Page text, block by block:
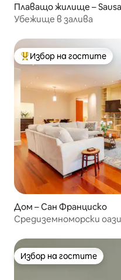
Плаващо жилище –
Убежище в залива
Най-популярен избор на
Избор на гостите
Дом – Сан Франциско
Средиземноморски
Избор на гостите
Избор на гостите